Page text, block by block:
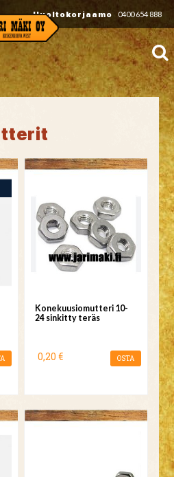
Huoltokorjaamo 0400 654 888
Konekuusiomutteri 10-
24 sinkitty teräs
0,20 € OSTA